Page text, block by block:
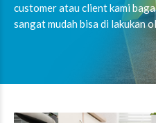
customer atau client kami
sangat mudah bisa di lakukan